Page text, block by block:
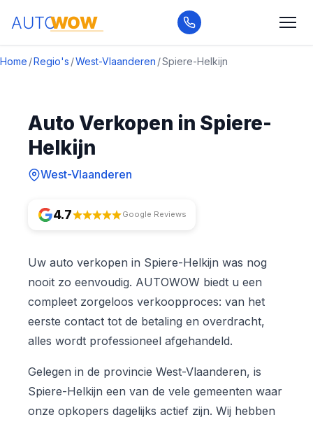
Home /Regio's /West-Vlaanderen /Spiere-Helkijn
Auto Verkopen in Spiere-
Helkijn
West-Vlaanderen
4.7 Google Reviews
Uw auto verkopen in Spiere-Helkijn was nog
nooit zo eenvoudig. AUTOWOW biedt u een
compleet zorgeloos verkoopproces: van het
eerste contact tot de betaling en overdracht,
alles wordt professioneel afgehandeld.
Gelegen in de provincie West-Vlaanderen, is
Spiere-Helkijn een van de vele gemeenten waar
onze opkopers dagelijks actief zijn. Wij hebben